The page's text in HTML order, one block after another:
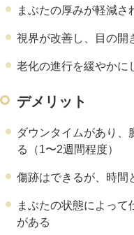
まぶたの厚みが軽減さ
視界が改善し、目の開
老化の進行を緩やかに
デメリット
ダウンタイムがあり、
る（1〜2週間程度）
傷跡はできるが、時間
まぶたの状態によって
がある